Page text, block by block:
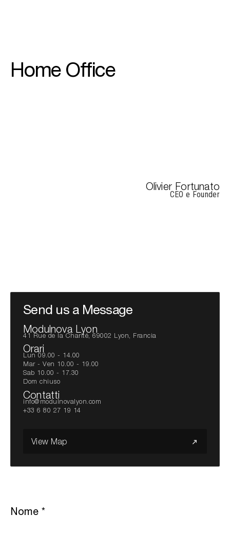
Home Office
Olivier Fortunato
CEO e Founder
Send us a Message
Modulnova Lyon
41 Rue de la Charité, 69002 Lyon, Francia
Orari
Lun 09.00 - 14.00
Mar - Ven 10.00 - 19.00
Sab 10.00 - 17.30
Dom chiuso
Contatti
info@modulnovalyon.com
+33 6 80 27 19 14
View Map
Nome*